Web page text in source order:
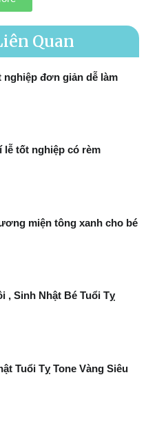
Quan
đơn giản dễ làm
lễ tốt nghiệp có rèm
miện tông xanh cho bé
, Sinh Nhật Bé Tuổi Tỵ
Tuổi Tỵ Tone Vàng Siêu